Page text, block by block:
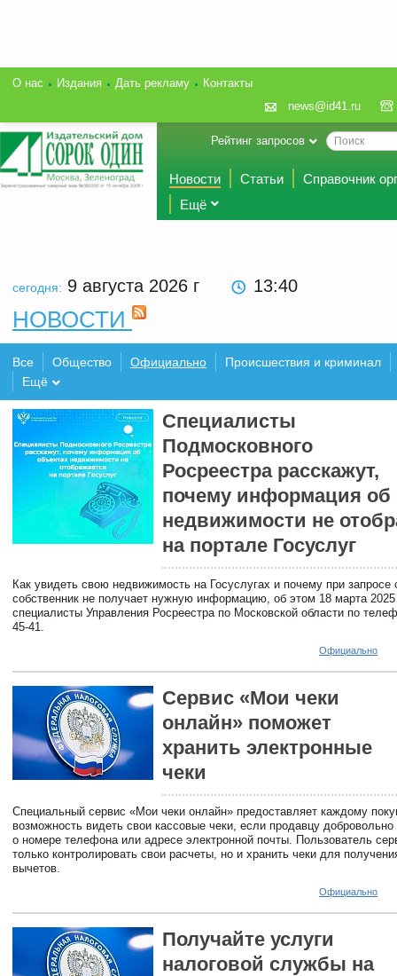
О нас Издания Дать рекламу
Контакты
news@id41.ru
Рейтинг запросов
Новости Статьи
Справочник
Ещё
сегодня: 9 августа 2026 г 13:40
НОВОСТИ
Все Общество Официально
Происшествия и криминал
Ещё
Специалисты
Подмосковного
Росреестра расскажут,
почему информация об
недвижимости не
на портале Госуслуг
Как увидеть свою недвижимость на Госуслугах и почему при запросе
собственник не получает нужную информацию, об этом 18 марта 2025
специалисты Управления Росреестра по Московской области по
45-41.
Официально
Сервис «Мои чеки
онлайн» поможет
хранить электронные
чеки
Специальный сервис «Мои чеки онлайн» предоставляет каждому
возможность видеть свои кассовые чеки, если продавцу
о номере телефона или адресе электронной почты. Пользователь
только контролировать свои расчеты, но и хранить чеки для
вычетов.
Официально
Получайте услуги
налоговой службы на